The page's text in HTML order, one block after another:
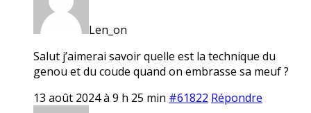
Len_on
Salut j’aimerai savoir quelle est la technique du
genou et du coude quand on embrasse sa meuf ?
13 août 2024 à 9 h 25 min #61822 Répondre